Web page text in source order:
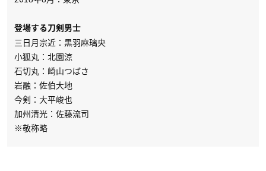
登場する刀剣男士
三日月宗近：黒羽麻璃央
小狐丸：北園涼
石切丸：崎山つばさ
岩融：佐伯大地
今剣：大平峻也
加州清光：佐藤流司
※敬称略